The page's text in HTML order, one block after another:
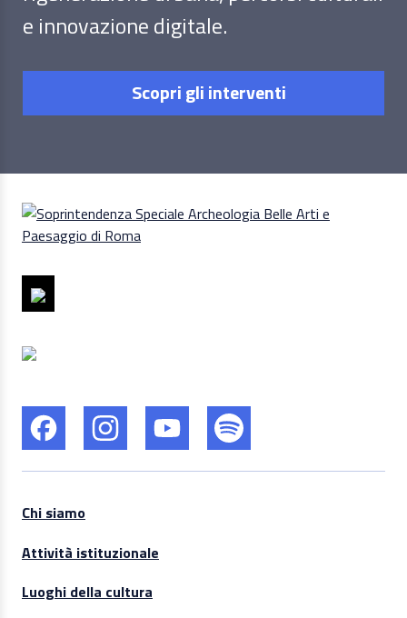
e innovazione digitale.
Scopri gli interventi
Chi siamo
Attività istituzionale
Luoghi della cultura